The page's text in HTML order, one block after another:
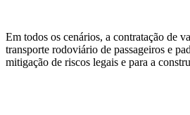
Em todos os cenários, a contratação de
transporte rodoviário de passageiros e
mitigação de riscos legais e para a